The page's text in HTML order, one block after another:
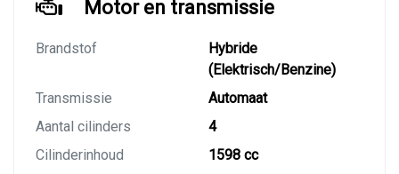
Motor en transmissie
Brandstof
Hybride
(Elektrisch/Benzine)
Transmissie
Automaat
Aantal cilinders
4
Cilinderinhoud
1598 cc